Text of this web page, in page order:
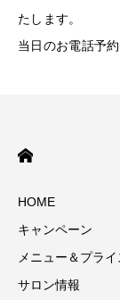
たします。
当日のお電話予
HOME
キャンペーン
メニュー＆プライ
サロン情報